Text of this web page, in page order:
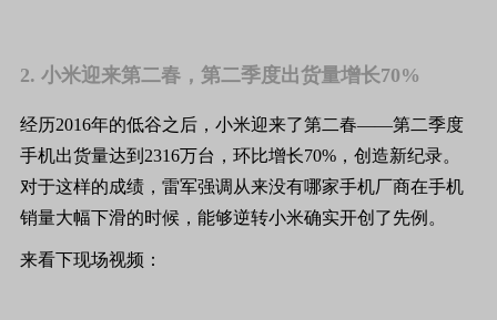
2. 小米迎来第二春，第二季度出货量增长70%
经历2016年的低谷之后，小米迎来了第二春——第二季度
手机出货量达到2316万台，环比增长70%，创造新纪录。
对于这样的成绩，雷军强调从来没有哪家手机厂商在手机
销量大幅下滑的时候，能够逆转小米确实开创了先例。
来看下现场视频：